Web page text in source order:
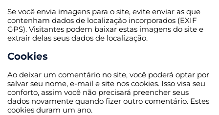
Se você envia imagens para o site, evite enviar as que
contenham dados de localização incorporados (EXIF
GPS). Visitantes podem baixar estas imagens do site e
extrair delas seus dados de localização.
Cookies
Ao deixar um comentário no site, você poderá optar por
salvar seu nome, e-mail e site nos cookies. Isso visa seu
conforto, assim você não precisará preencher seus
dados novamente quando fizer outro comentário. Estes
cookies duram um ano.